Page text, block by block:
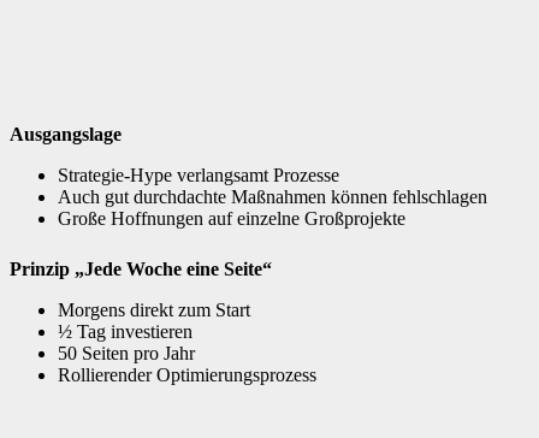
Ausgangslage
Strategie-Hype verlangsamt Prozesse
Auch gut durchdachte Maßnahmen können fehlschlagen
Große Hoffnungen auf einzelne Großprojekte
Prinzip „Jede Woche eine Seite“
Morgens direkt zum Start
½ Tag investieren
50 Seiten pro Jahr
Rollierender Optimierungsprozess